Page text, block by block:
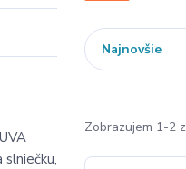
Najnovšie
Zobrazujem 1-2